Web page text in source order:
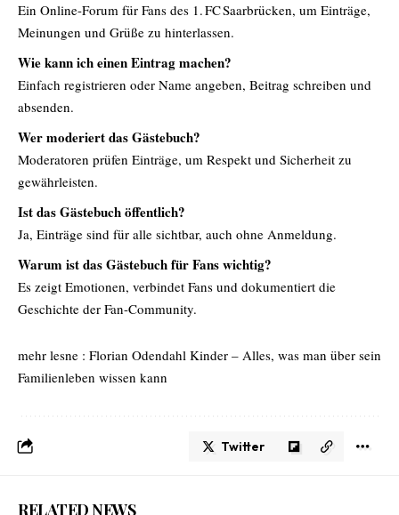
Ein Online-Forum für Fans des 1. FC Saarbrücken, um Einträge,
Meinungen und Grüße zu hinterlassen.
Wie kann ich einen Eintrag machen?
Einfach registrieren oder Name angeben, Beitrag schreiben und
absenden.
Wer moderiert das Gästebuch?
Moderatoren prüfen Einträge, um Respekt und Sicherheit zu
gewährleisten.
Ist das Gästebuch öffentlich?
Ja, Einträge sind für alle sichtbar, auch ohne Anmeldung.
Warum ist das Gästebuch für Fans wichtig?
Es zeigt Emotionen, verbindet Fans und dokumentiert die
Geschichte der Fan-Community.
mehr lesne : Florian Odendahl Kinder – Alles, was man über sein
Familienleben wissen kann
Twitter
RELATED NEWS